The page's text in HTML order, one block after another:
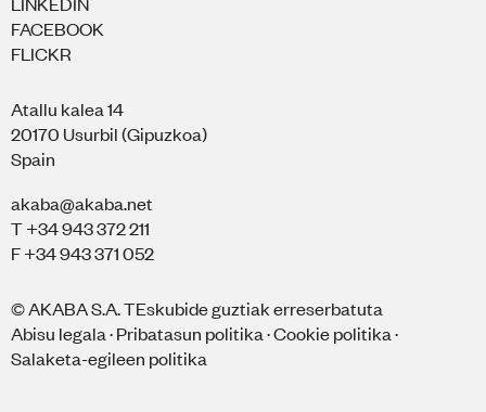
Atallu kalea 14
20170 Usurbil (Gipuzkoa)
Spain
akaba@akaba.net
T +34 943 372 211
F +34 943 371 052
FACEBOOK
FLICKR
© AKABA S.A. TEskubide guztiak erreserbatuta
Abisu legala·Pribatasun politika·Cookie politika·
Salaketa-egileen politika